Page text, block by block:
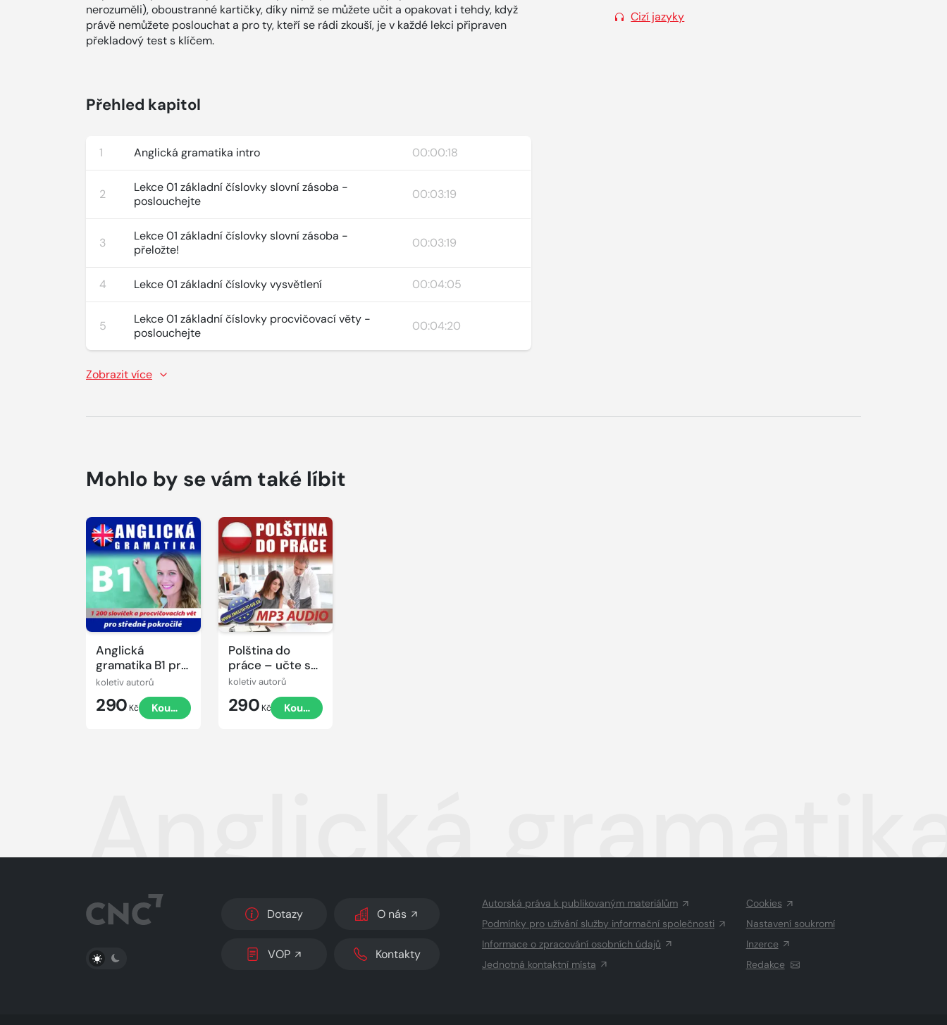
nerozuměli), oboustranné kartičky, díky nimž se můžete učit a opakovat i tehdy, když
právě nemůžete poslouchat a pro ty, kteří se rádi zkouší, je v každé lekci připraven
překladový test s klíčem.
Přehled kapitol
1 Anglická gramatika intro 00:00:18
2
Lekce 01 základní číslovky slovní zásoba -
poslouchejte
00:03:19
3
Lekce 01 základní číslovky slovní zásoba -
přeložte!
00:03:19
4 Lekce 01 základní číslovky vysvětlení 00:04:05
5
Lekce 01 základní číslovky procvičovací věty -
poslouchejte
00:04:20
Zobrazit více
Cizí jazyky
Mohlo by se vám také líbit
Anglická
gramatika B1 pro
mírně a středně
pokročilé
koletiv autorů
290 Kč Koupit
Přehrát
ukázku
Polština do
práce – učte se
to, co
potřebujete!
koletiv autorů
290 Kč Koupit
Anglická
PŘEPNOUT SVĚTLÝ/TMAVÝ REŽIM
Dotazy O nás
VOP Kontakty
Autorská práva k publikovaným materiálům
Podmínky pro užívání služby informační společnosti
Informace o zpracování osobních údajů
Jednotná kontaktní místa
Cookies
Nastavení soukromí
Inzerce
Redakce